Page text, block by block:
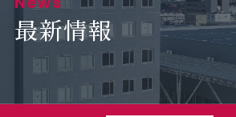
最新情報